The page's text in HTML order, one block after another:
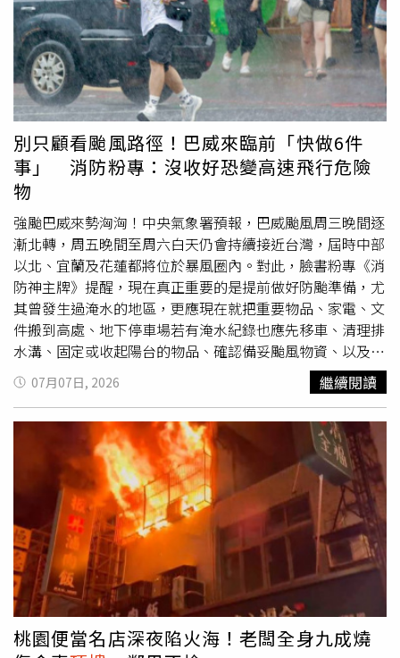
但法官也體諒屋主為了小孩槓上管委會，在判決書中特別說
明，拆除防墜網回復原狀需要耗費一段時間，加上住戶之間
得協調如何銜接新舊防墜設施，因此給王姓屋主6個月的履
行期間，以兼顧他與社區兩造利益。本案為一審判決，可上
訴高等法院。
人擔心，完全不敢告知家人，每天忠孝東路走九遍，看能否
找到較便宜的食物來果腹，最後涼麵成為她這半年的無薪好
友，陪伴她度過這半年。曲艾玲也分享自己剛回台灣發展
時，放棄了外商年薪6萬美金的優渥待遇，選擇月薪僅有1萬
5千台幣的外景節目，為了省錢只能住在高溫難耐的
蓋鐵皮屋。到了月底，口袋只剩幾百塊的她，甚至必須買一
條吐司，每天在廚房「捏一口」果腹，這樣刻苦的日子一過
就是兩年。節目中也探討了婚後夫妻財產理財的敏感話題。
蔡逸帆大方坦承，自己過去為了備孕而辭去光鮮的主播工
作，那是她人生第一次向另一半伸手要錢。由於當時缺乏金
錢觀念導致花費透支，甚至被先生的朋友暗地議論「花錢太
大手大腳」，這讓她感到既受傷又自卑。這段經歷讓她深刻
體悟到：「女人不管理財到了什麼階段、不管理由是生小孩
還是成立家庭，都一定要維持賺錢的能力、要有自己的收
入！」，唯有經濟獨立，才能在感情中活得有尊嚴、有安全
感。
別只顧看颱風路徑！巴威來臨前「快做6件
事」 消防粉專：沒收好恐變高速飛行危險
物
強颱巴威來勢洶洶！中央氣象署預報，巴威颱風周三晚間逐
漸北轉，周五晚間至周六白天仍會持續接近台灣，屆時中部
以北、宜蘭及花蓮都將位於暴風圈內。對此，臉書粉專《消
防神主牌》提醒，現在真正重要的是提前做好防颱準備，尤
其曾發生過淹水的地區，更應現在就把重要物品、家電、文
件搬到高處、地下停車場若有淹水紀錄也應先移車、清理排
水溝、固定或收起陽台的物品、確認備妥颱風物資、以及開
啟手機的災防警報。「消防神主牌」提醒，颱風來臨前應做
好防颱措施，降低災害損失。（圖／翻攝自臉書／消防神主
牌）臉書粉專「消防神主牌」近日發文表示，即使颱風預測
達到100%準確，也只是提供參考，真正重要的是民眾是否
有提前做好準備，尤其，更應把握颱風來臨前的時間，完成
各項防災措施，避免等到發布颱風警報後才倉促處理，屆時
可能已經開始降雨，時間將非常緊迫。「消防神主牌」指
出，若民眾住家近3年內曾發生淹水，現在就應開始搬移重
要文件、家電及貴重物品到高處，一樓家具也應移往二樓或
更高樓層；若汽、機車停放在曾有淹水紀錄的地下停車場，
也應提前移至安全地點，避免車輛泡水受損；以及趁天氣仍
穩定時，清理陽台、頂樓 及住家周邊排水溝，移除落葉及雜
物，避免強降雨時排水受阻；同時收好陽台的物品，將盆
栽、晾衣架、遮雨棚等容易遭強風吹落的物品固定或收妥，
07月07日, 2026 繼續閱讀
桃園便當名店深夜陷火海！老闆全身九成燒